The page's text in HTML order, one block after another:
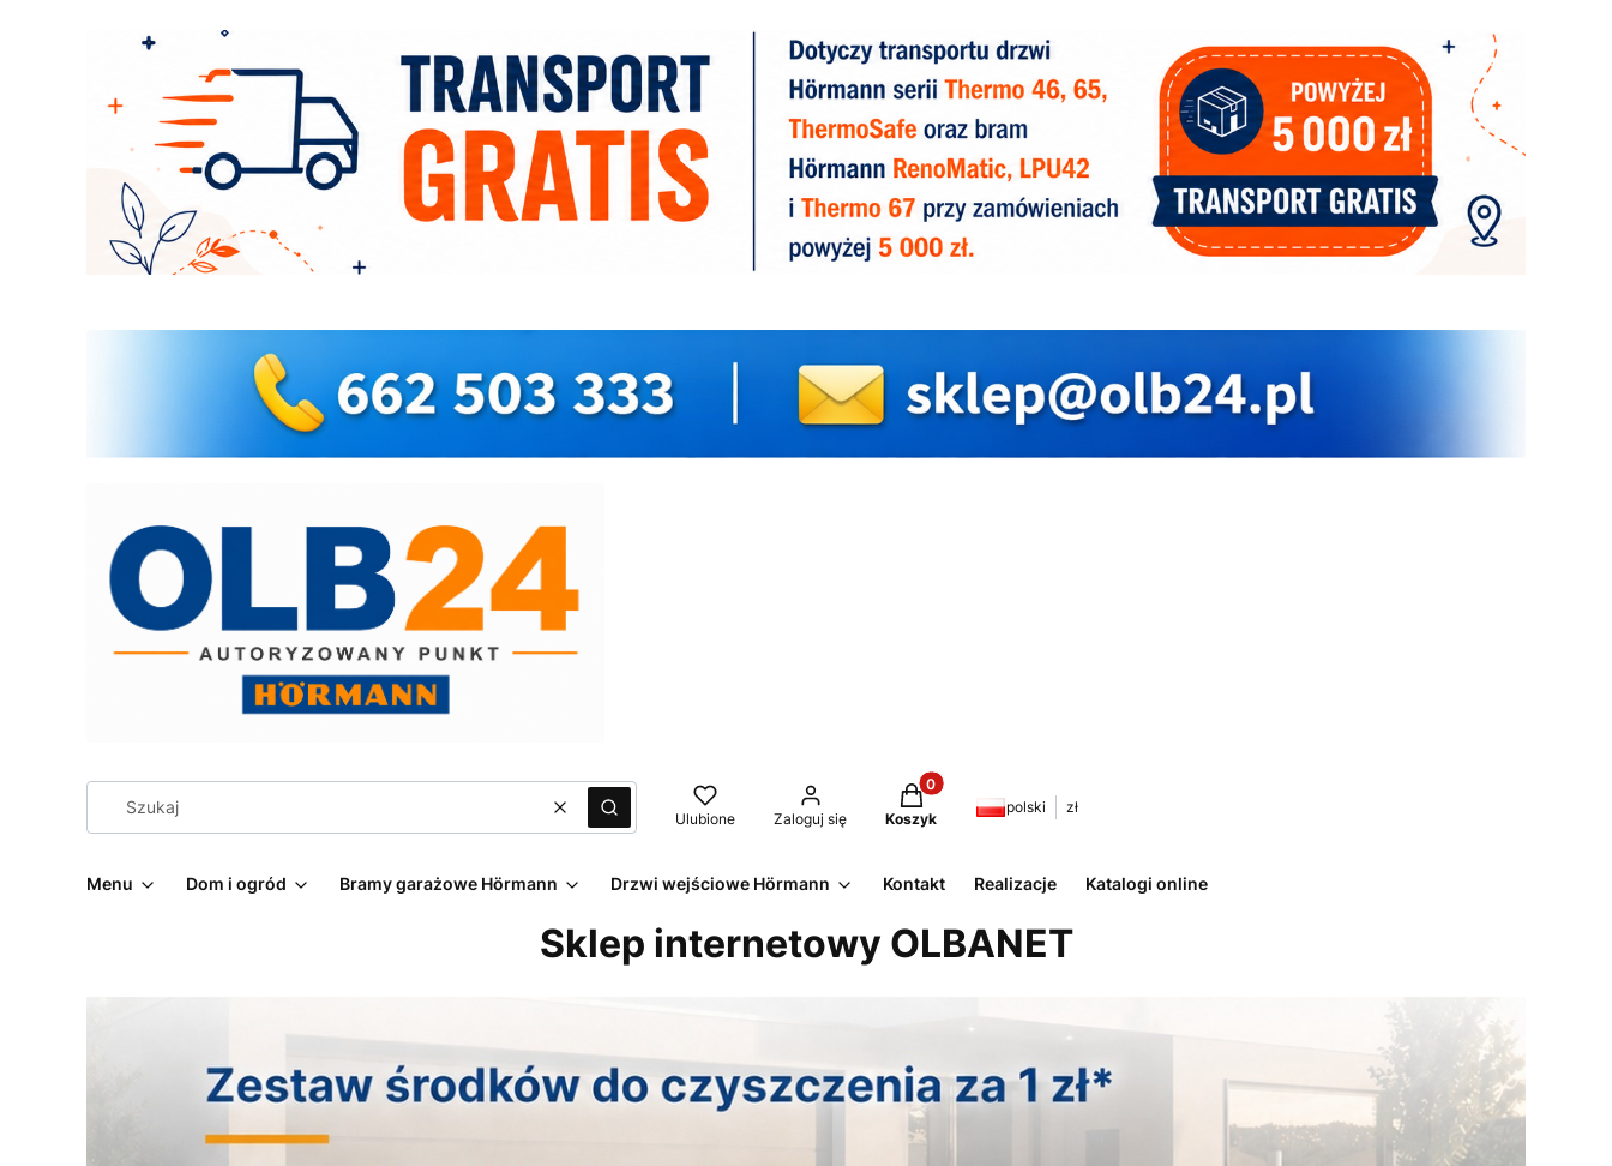
WyczyśćSzukaj Ulubione Zaloguj się
Produkty w koszyku: 0. Zobacz szczegóły
Koszyk
polski zł
Menu Dom i ogród Bramy garażowe Hörmann Drzwi wejściowe Hörmann Kontakt Realizacje Katalogi online
Sklep internetowy OLBANET